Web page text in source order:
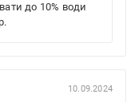
до 10% води
10.09.2024